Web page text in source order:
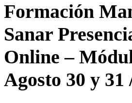
Formación
Sanar
Online –
Agosto 30 y 31